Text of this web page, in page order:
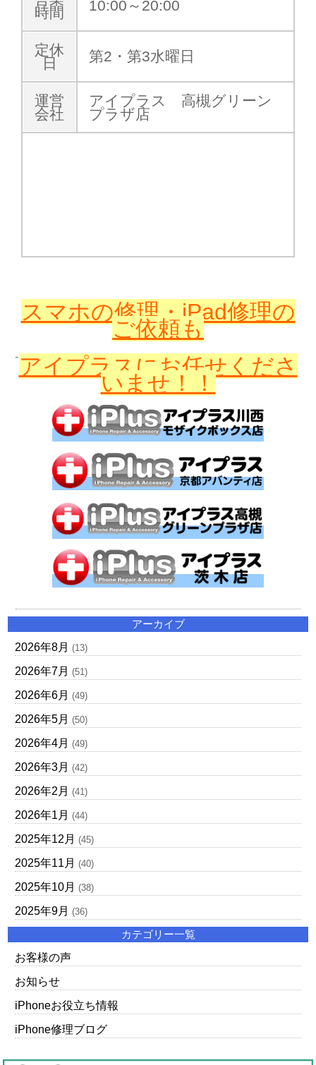
時間
10:00～20:00
定休
日
第2・第3水曜日
運営
会社
アイプラス 高槻グリーン
プラザ店
スマホの修理・iPad修理の
ご依頼も
アイプラスに お任せくださ
いませ！！
アーカイブ
2026年8月 (13)
2026年7月 (51)
2026年6月 (49)
2026年5月 (50)
2026年4月 (49)
2026年3月 (42)
2026年2月 (41)
2026年1月 (44)
2025年12月 (45)
2025年11月 (40)
2025年10月 (38)
2025年9月 (36)
カテゴリー一覧
お客様の声
お知らせ
iPhoneお役立ち情報
iPhone修理ブログ